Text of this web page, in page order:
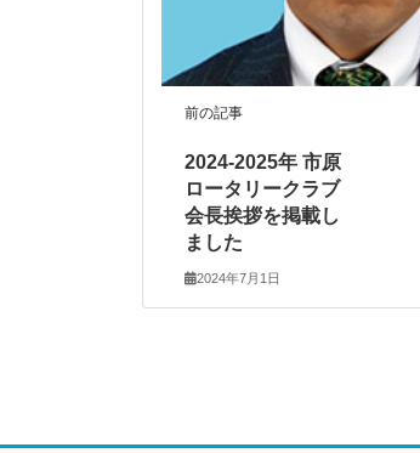
前の記事
2024-2025年 市原
ロータリークラブ
会長挨拶を掲載し
ました
2024年7月1日